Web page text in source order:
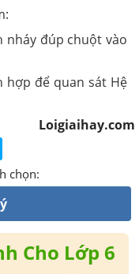
nháy đúp chuột vào
hợp để quan sát Hệ
Loigiaihay.com
chọn:
Cho Lớp 6